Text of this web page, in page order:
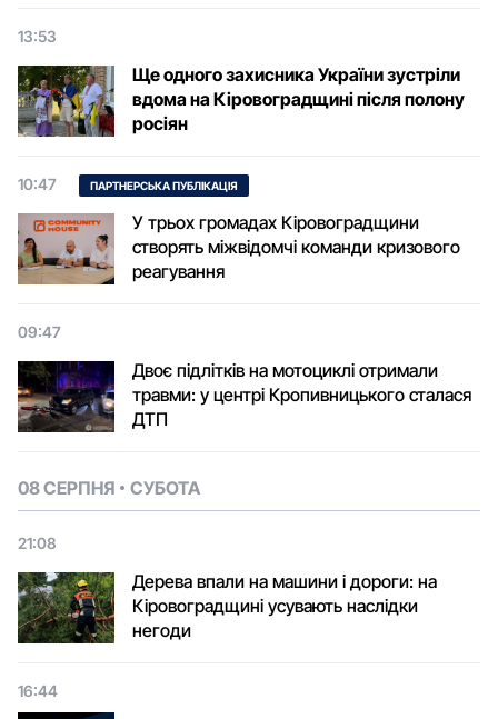
13:53
Ще одного захисника України зустріли
вдома на Кіровоградщині після полону
росіян
10:47 ПАРТНЕРСЬКА ПУБЛІКАЦІЯ
У трьох громадах Кіровоградщини
створять міжвідомчі команди кризового
реагування
09:47
Двоє підлітків на мотоциклі отримали
травми: у центрі Кропивницького сталася
ДТП
08 СЕРПНЯ СУБОТА
21:08
Дерева впали на машини і дороги: на
Кіровоградщині усувають наслідки
негоди
16:44